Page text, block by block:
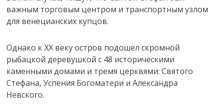
важным торговым центром и транспортным узлом
для венецианских купцов.
Однако к XX веку остров подошел скромной
рыбацкой деревушкой с 48 историческими
каменными домами и тремя церквями: Святого
Стефана, Успения Богоматери и Александра
Невского.